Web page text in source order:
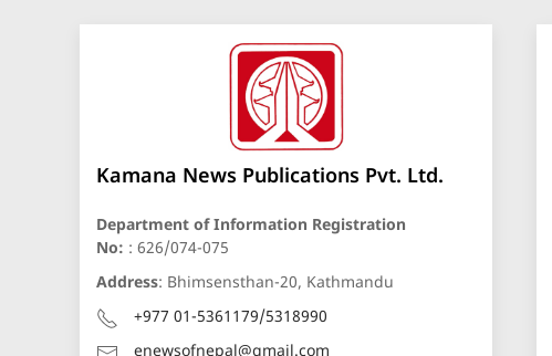
Kamana News Publications Pvt. Ltd.
Department of Information Registration
No: : 626/074-075
Address: Bhimsensthan-20, Kathmandu
+977 01-5361179/5318990